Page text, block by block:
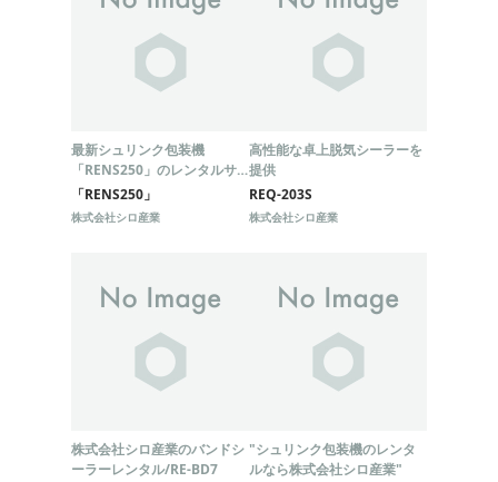
最新シュリンク包装機
「RENS250」のレンタルサ
ービス
「RENS250」
株式会社シロ産業
高性能な卓上脱気シーラーを
提供
REQ-203S
株式会社シロ産業
株式会社シロ産業のバンドシ
ーラーレンタル/RE-BD7
"シュリンク包装機のレンタ
ルなら株式会社シロ産業"